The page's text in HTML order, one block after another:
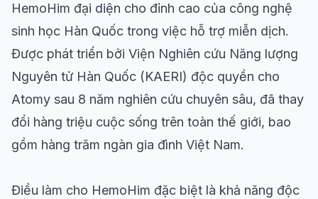
HemoHim đại diện cho đỉnh cao của công nghệ
sinh học Hàn Quốc trong việc hỗ trợ miễn dịch.
Được phát triển bởi Viện Nghiên cứu Năng lượng
Nguyên tử Hàn Quốc (KAERI) độc quyền cho
Atomy sau 8 năm nghiên cứu chuyên sâu, đã thay
đổi hàng triệu cuộc sống trên toàn thế giới, bao
gồm hàng trăm ngàn gia đình Việt Nam.
Điều làm cho HemoHim đặc biệt là khả năng độc